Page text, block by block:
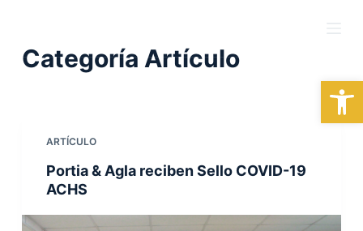
Abrir barra de herramientas
Categoría Artículo
ARTÍCULO
Portia & Agla reciben Sello COVID-19
ACHS